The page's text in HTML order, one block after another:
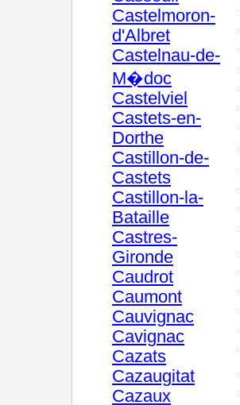
Castelmoron-
d'Albret
Castelnau-de-
M�doc
Castelviel
Castets-en-
Dorthe
Castillon-de-
Castets
Castillon-la-
Bataille
Castres-
Gironde
Caudrot
Caumont
Cauvignac
Cavignac
Cazats
Cazaugitat
Cazaux